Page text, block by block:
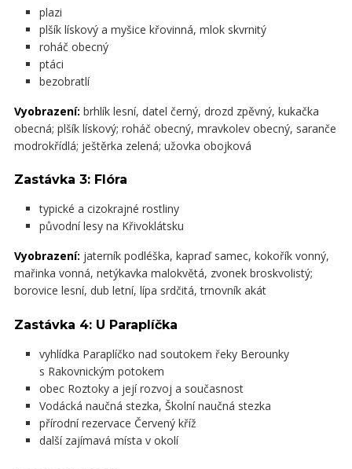
plazi
plšík lískový a myšice křovinná, mlok skvrnitý
roháč obecný
ptáci
bezobratlí
Vyobrazení: brhlík lesní, datel černý, drozd zpěvný, kukačka
obecná; plšík lískový; roháč obecný, mravkolev obecný, saranče
modrokřídlá; ještěrka zelená; užovka obojková
Zastávka 3: Flóra
typické a cizokrajné rostliny
původní lesy na Křivoklátsku
Vyobrazení: jaterník podléška, kapraď samec, kokořík vonný,
mařinka vonná, netýkavka malokvětá, zvonek broskvolistý;
borovice lesní, dub letní, lípa srdčitá, trnovník akát
Zastávka 4: U Paraplíčka
vyhlídka Paraplíčko nad soutokem řeky Berounky
s Rakovnickým potokem
obec Roztoky a její rozvoj a současnost
Vodácká naučná stezka, Školní naučná stezka
přírodní rezervace Červený kříž
další zajímavá místa v okolí